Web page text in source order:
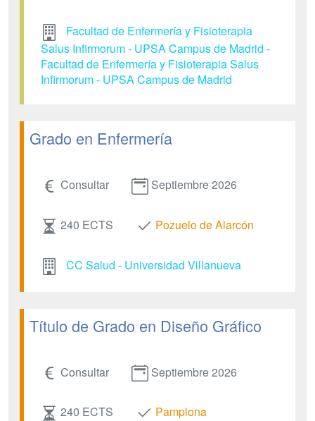
Facultad de Enfermería y Fisioterapia
Salus Infirmorum - UPSA Campus de Madrid -
Facultad de Enfermería y Fisioterapia Salus
Infirmorum - UPSA Campus de Madrid
Grado en Enfermería
Consultar Septiembre 2026
240 ECTS Pozuelo de Alarcón
CC Salud - Universidad Villanueva
Título de Grado en Diseño Gráfico
Consultar Septiembre 2026
240 ECTS Pamplona